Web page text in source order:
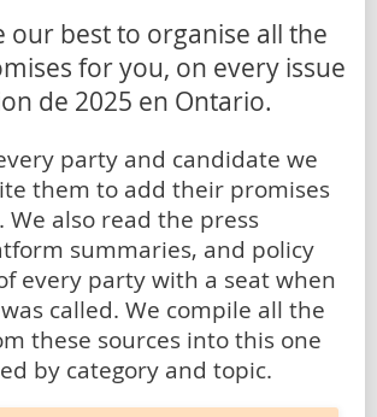
our best to organise all the
for you, on every issue
de 2025 en Ontario.
party and candidate we
them to add their promises
We also read the press
summaries, and policy
every party with a seat when
called. We compile all the
these sources into this one
by category and topic.